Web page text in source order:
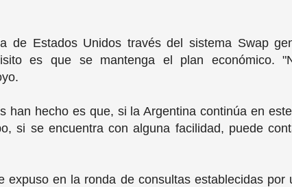
de Estados Unidos través del sistema Swap
es que se mantenga el plan económico.
han hecho es que, si la Argentina continúa en
si se encuentra con alguna facilidad, puede
expuso en la ronda de consultas establecidas